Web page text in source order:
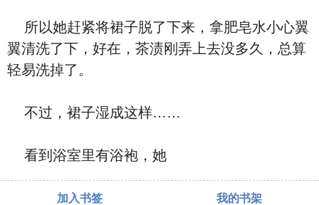
所以她赶紧将裙子脱了下来，拿肥皂水小心翼
翼清洗了下，好在，茶渍刚弄上去没多久，总算
轻易洗掉了。
不过，裙子湿成这样……
看到浴室里有浴袍，她
加入书签 我的书架